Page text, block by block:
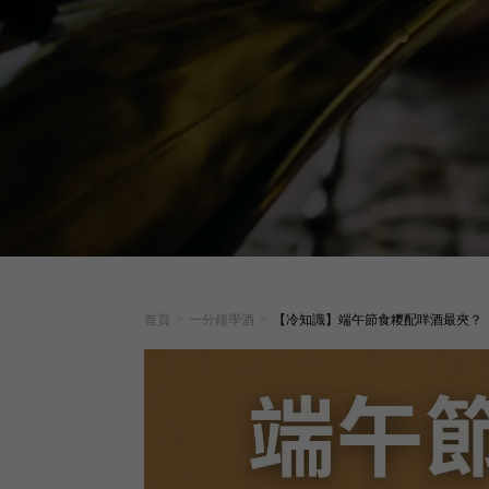
首頁 > 一分鐘學酒 > 【冷知識】端午節食糭配咩酒最夾？